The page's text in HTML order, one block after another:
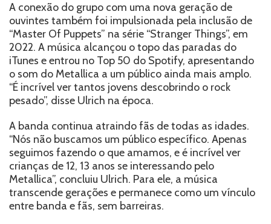
A conexão do grupo com uma nova geração de
ouvintes também foi impulsionada pela inclusão de
“Master Of Puppets” na série “Stranger Things”, em
2022. A música alcançou o topo das paradas do
iTunes e entrou no Top 50 do Spotify, apresentando
o som do Metallica a um público ainda mais amplo.
“É incrível ver tantos jovens descobrindo o rock
pesado”, disse Ulrich na época.
A banda continua atraindo fãs de todas as idades.
“Nós não buscamos um público específico. Apenas
seguimos fazendo o que amamos, e é incrível ver
crianças de 12, 13 anos se interessando pelo
Metallica”, concluiu Ulrich. Para ele, a música
transcende gerações e permanece como um vínculo
entre banda e fãs, sem barreiras.